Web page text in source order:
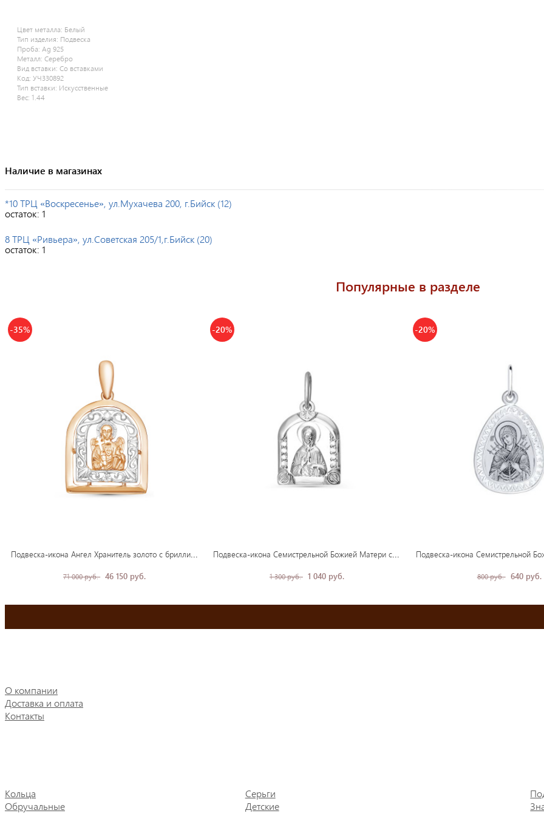
Цвет металла: Белый
Тип изделия: Подвеска
Проба: Ag 925
Металл: Серебро
Вид вставки: Со вставками
Код: УЧ330892
Тип вставки: Искусственные
Вес: 1.44
Наличие в магазинах
*10 ТРЦ «Воскресенье», ул.Мухачева 200, г.Бийск (12)
остаток: 1
8 ТРЦ «Ривьера», ул.Советская 205/1,г.Бийск (20)
остаток: 1
Популярные в разделе
-35%
71 000 руб. 46 150 руб.
-20%
1 300 руб. 1 040 руб.
-20%
800 руб. 640 руб.
О компании
Доставка и оплата
Контакты
Кольца
Обручальные
Серьги
Детские